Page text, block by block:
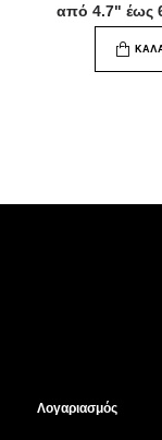
από 4.7" έως
Λογαριασμός